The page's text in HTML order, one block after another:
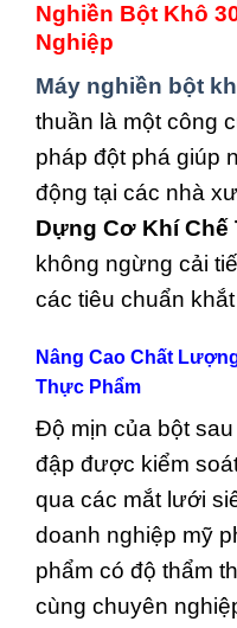
Nghiền Bột Khô
Nghiệp
Máy nghiền bột
thuần là một công
pháp đột phá giúp
động tại các nhà
Dựng Cơ Khí Chế
không ngừng cải
các tiêu chuẩn
Nâng Cao Chất
Thực Phẩm
Độ mịn của bột
đập được kiểm
qua các mắt lưới
doanh nghiệp mỹ
phẩm có độ thẩm
cùng chuyên